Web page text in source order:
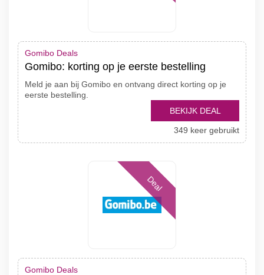
Gomibo Deals
Gomibo: korting op je eerste bestelling
Meld je aan bij Gomibo en ontvang direct korting op je
eerste bestelling.
BEKIJK DEAL
349 keer gebruikt
Deal
Gomibo Deals